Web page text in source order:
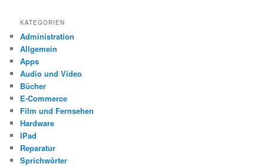
KATEGORIEN
Administration
Allgemein
Apps
Audio und Video
Bücher
E-Commerce
Film und Fernsehen
Hardware
IPad
Reparatur
Sprichwörter